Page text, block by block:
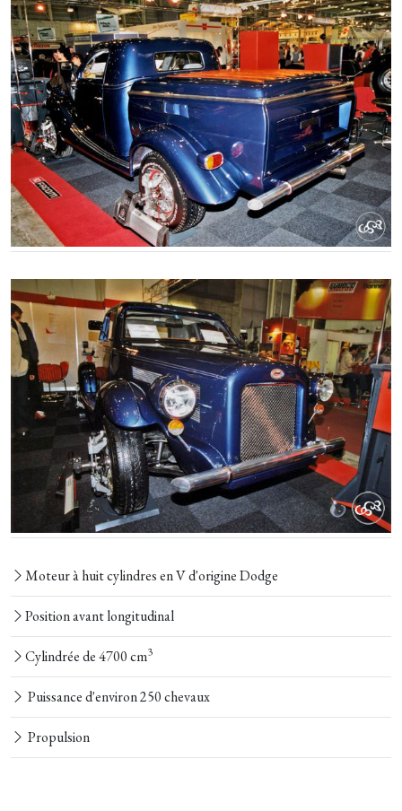
Moteur à huit cylindres en V d'origine Dodge
Position avant longitudinal
Cylindrée de 4700 cm3
Puissance d'environ 250 chevaux
Propulsion